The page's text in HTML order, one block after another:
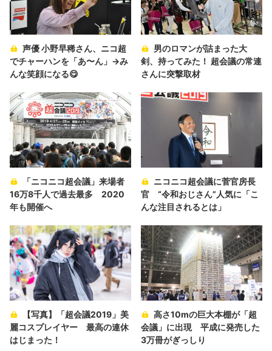
声優 小野早稀さん、ニコ超
でチャーハンを「あ〜ん」→み
んな笑顔になる😋
男のロマンが詰まった大
剣、持ってみた！ 超会議の常連
さんに突撃取材
「ニコニコ超会議」来場者
16万8千人で過去最多 2020
年も開催へ
ニコニコ超会議に菅官房長
官 “令和おじさん”人気に「こ
んな注目されるとは」
【写真】「超会議2019」美
麗コスプレイヤー 最高の連休
はじまった！
高さ10mの巨大本棚が「超
会議」に出現 平成に発売した
3万冊がぎっしり